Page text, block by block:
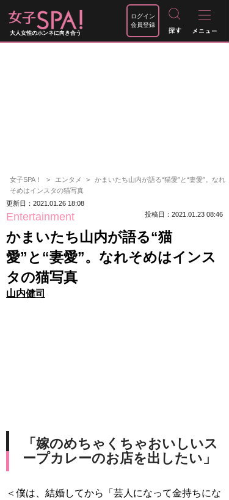
大人女性のホンネに向き合う
ログイン
会員登録
女子SPA！ エンタメ
かまいたち山内が語る“猫愛”と“妻愛”。なれ
そめはインスタの猫写真
更新日：2021.01.26 18:08
Entertainment 投稿日：2021.01.23 08:46
かまいたち山内が語る“猫
愛”と“妻愛”。なれそめはインス
タの猫写真
山内健司
「嫁のめちゃくちゃおいしいス
ープカレーのお店を出したい」
＜僕は、結婚してから「芸人になって金持ちにな